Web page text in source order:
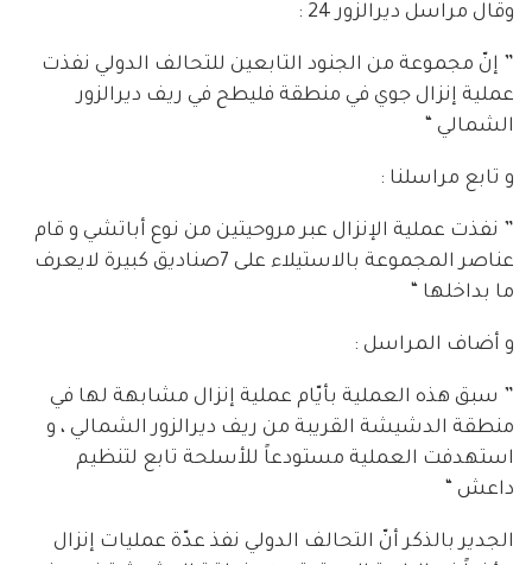
وقال مراسل ديرالزور 24 :
” إنّ مجموعة من الجنود التابعين للتحالف الدولي نفذت
عملية إنزال جوي في منطقة فليطح في ريف ديرالزور
الشمالي “
و تابع مراسلنا :
” نفذت عملية الإنزال عبر مروحيتين من نوع أباتشي و قام
عناصر المجموعة بالاستيلاء على 7صناديق كبيرة لايعرف
ما بداخلها “
و أضاف المراسل :
” سبق هذه العملية بأيّام عملية إنزال مشابهة لها في
منطقة الدشيشة القريبة من ريف ديرالزور الشمالي ، و
استهدفت العملية مستودعاً للأسلحة تابع لتنظيم
داعش “
الجدير بالذكر أنّ التحالف الدولي نفذ عدّة عمليات إنزال